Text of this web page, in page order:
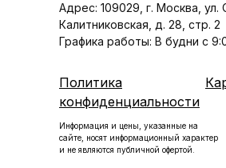
Информация и цены, указанные на
сайте, носят информационный характер
и не являются публичной офертой.
Адрес: 109029, г. Москва, ул.
Калитниковская, д. 28, стр. 2
Графика работы: В будни с
Политика
конфиденциальности